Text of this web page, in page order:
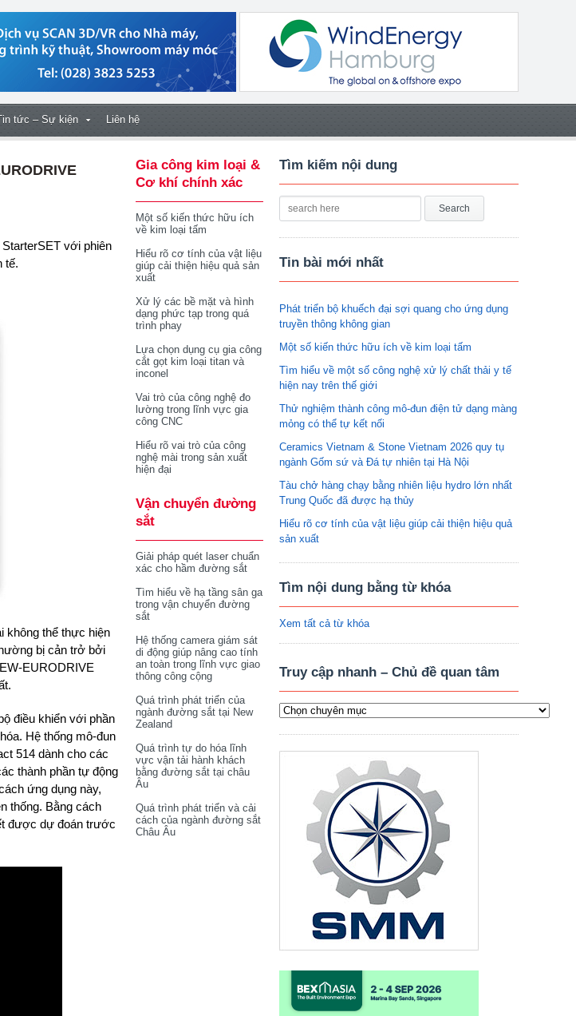
tức – Sự kiện Liên hệ
tế.
không thể thực hiện
bị cản trở bởi
EURODRIVE
điều khiển với phần
Hệ thống mô-đun
514 dành cho các
thành phần tự động
ứng dụng này,
thống. Bằng cách
được dự đoán trước
Gia công kim loại &
Cơ khí chính xác
Một số kiến thức hữu ích
về kim loại tấm
Hiểu rõ cơ tính của vật liệu
giúp cải thiện hiệu quả sản
xuất
Xử lý các bề mặt và hình
dạng phức tạp trong quá
trình phay
Lựa chọn dụng cụ gia công
cắt gọt kim loại titan và
inconel
Vai trò của công nghệ đo
lường trong lĩnh vực gia
công CNC
Hiểu rõ vai trò của công
nghệ mài trong sản xuất
hiện đại
Vận chuyển đường
sắt
Giải pháp quét laser chuẩn
xác cho hầm đường sắt
Tìm hiểu về hạ tầng sân ga
trong vận chuyển đường
sắt
Hệ thống camera giám sát
di động giúp nâng cao tính
an toàn trong lĩnh vực giao
thông công cộng
Quá trình phát triển của
ngành đường sắt tại New
Zealand
Quá trình tự do hóa lĩnh
vực vận tải hành khách
bằng đường sắt tại châu
Âu
Quá trình phát triển và cải
cách của ngành đường sắt
Châu Âu
Tìm kiếm nội dung
Tin bài mới nhất
Phát triển bộ khuếch đại sợi quang cho ứng dụng
truyền thông không gian
Một số kiến thức hữu ích về kim loại tấm
Tìm hiểu về một số công nghệ xử lý chất thải y tế
hiện nay trên thế giới
Thử nghiệm thành công mô-đun điện tử dạng màng
mỏng có thể tự kết nối
Ceramics Vietnam & Stone Vietnam 2026 quy tụ
ngành Gốm sứ và Đá tự nhiên tại Hà Nội
Tàu chở hàng chạy bằng nhiên liệu hydro lớn nhất
Trung Quốc đã được hạ thủy
Hiểu rõ cơ tính của vật liệu giúp cải thiện hiệu quả
sản xuất
Tìm nội dung bằng từ khóa
Xem tất cả từ khóa
Truy cập nhanh – Chủ đề quan tâm